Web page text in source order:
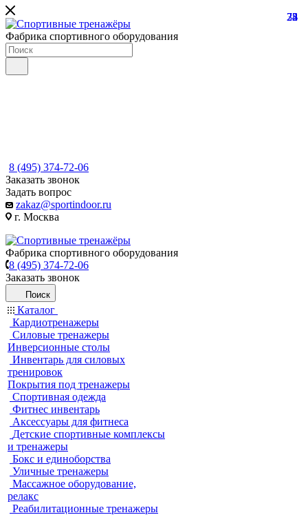
Фабрика спортивного оборудования
8 (495) 374-72-06
Заказать звонок
Задать вопрос
zakaz@sportindoor.ru
г. Москва
Фабрика спортивного оборудования
8 (495) 374-72-06
Заказать звонок
Поиск
Каталог
Кардиотренажеры
Силовые тренажеры
Инверсионные столы
Инвентарь для силовых
тренировок
Покрытия под тренажеры
Спортивная одежда
Фитнес инвентарь
Аксессуары для фитнеса
Детские спортивные комплексы
и тренажеры
Бокс и единоборства
Уличные тренажеры
Массажное оборудование,
релакс
Реабилитационные тренажеры
22
8
74
35